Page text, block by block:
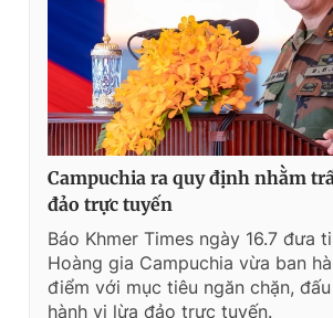
Campuchia ra quy định nhằm
đảo trực tuyến
Báo Khmer Times ngày 16.7 đưa
Hoàng gia Campuchia vừa ban
điểm với mục tiêu ngăn chặn,
hành vi lừa đảo trực tuyến.